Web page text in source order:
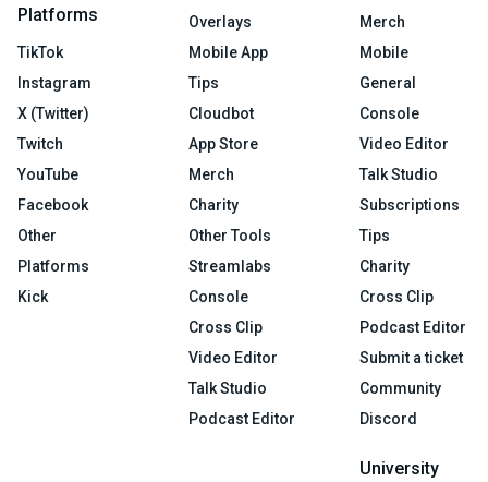
Platforms
TikTok
Instagram
X (Twitter)
Twitch
YouTube
Facebook
Other
Platforms
Kick
Overlays
Mobile App
Tips
Cloudbot
App Store
Merch
Charity
Other Tools
Streamlabs
Console
Cross Clip
Video Editor
Talk Studio
Podcast Editor
Merch
Mobile
General
Console
Video Editor
Talk Studio
Subscriptions
Tips
Charity
Cross Clip
Podcast Editor
Submit a ticket
Community
Discord
University